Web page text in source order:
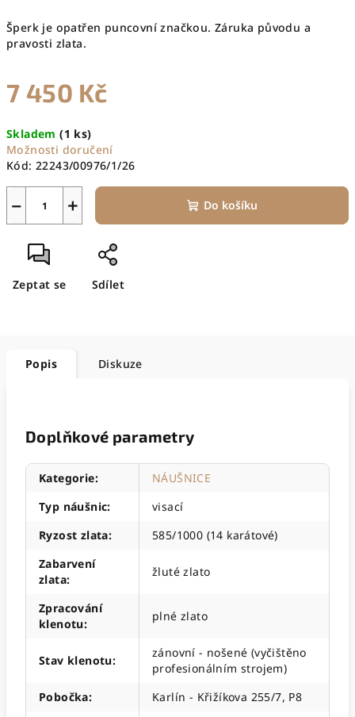
Šperk je opatřen puncovní značkou. Záruka původu a
pravosti zlata.
7 450 Kč
cena:
Skladem(1 ks)
Možnosti doručení
Kód: 22243/00976/1/26
+
− Do košíku
Zeptat se Sdílet
Popis Diskuze
Doplňkové parametry
Kategorie:
NÁUŠNICE
Typ náušnic:
visací
Ryzost zlata:
585/1000 (14 karátové)
Zabarvení
zlata:
žluté zlato
Zpracování
klenotu:
plné zlato
Stav klenotu:
zánovní - nošené (vyčištěno
profesionálním strojem)
Pobočka:
Karlín - Křižíkova 255/7, P8